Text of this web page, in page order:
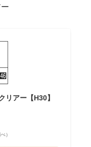
ー
リアー【H30】
）